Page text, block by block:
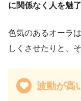
に関係なく人を魅了
色気のあるオーラ
しくさせたりと、
波動が高